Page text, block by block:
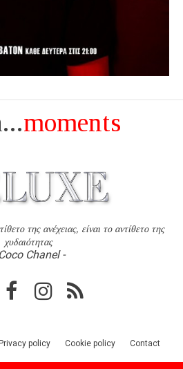
moments
της ανέχειας, είναι το αντίθετο της
χυδαιότητας
Chanel -
Privacy policy Cookie policy Contact